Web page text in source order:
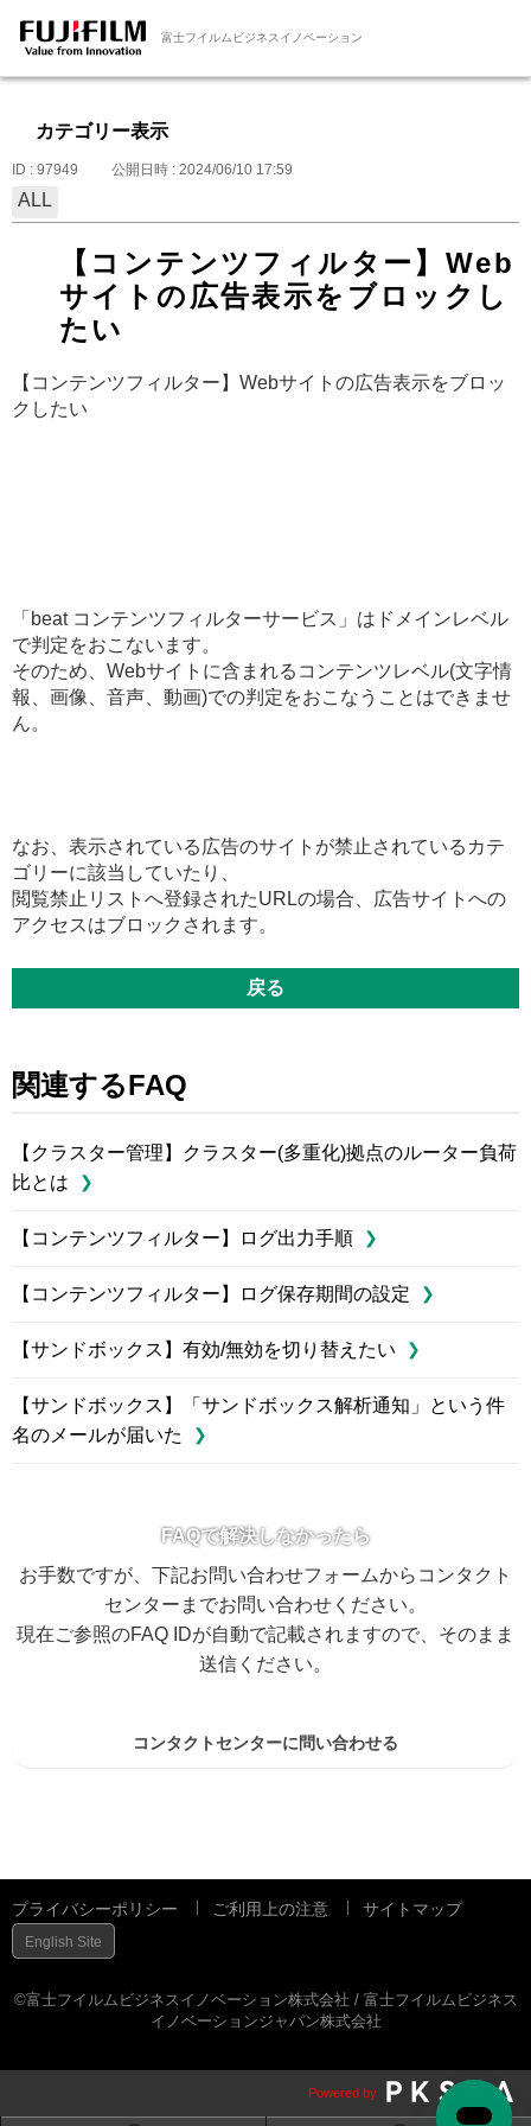
富士フイルムビジネスイノベーション
カテゴリー表示
ID : 97949 公開日時 : 2024/06/10 17:59
ALL
【コンテンツフィルター】Web
サイトの広告表示をブロックし
たい
【コンテンツフィルター】Webサイトの広告表示をブロッ
クしたい
「beat コンテンツフィルターサービス」はドメインレベル
で判定をおこないます。
そのため、Webサイトに含まれるコンテンツレベル(文字情
報、画像、音声、動画)での判定をおこなうことはできませ
ん。
なお、表示されている広告のサイトが禁止されているカテ
ゴリーに該当していたり、
閲覧禁止リストへ登録されたURLの場合、広告サイトへの
アクセスはブロックされます。
戻る
関連するFAQ
【クラスター管理】クラスター(多重化)拠点のルーター負荷
比とは
【コンテンツフィルター】ログ出力手順
【コンテンツフィルター】ログ保存期間の設定
【サンドボックス】有効/無効を切り替えたい
【サンドボックス】「サンドボックス解析通知」という件
名のメールが届いた
FAQで解決しなかったら
お手数ですが、下記お問い合わせフォームからコンタクト
センターまでお問い合わせください。
現在ご参照のFAQ IDが自動で記載されますので、そのまま
送信ください。
コンタクトセンターに問い合わせる
プライバシーポリシー ご利用上の注意 サイトマップ
English Site
©富士フイルムビジネスイノベーション株式会社 / 富士フイルムビジネス
イノベーションジャパン株式会社
Powered by